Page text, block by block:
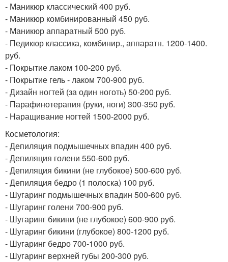
- Маникюр классический 400 руб.
- Маникюр комбинированный 450 руб.
- Маникюр аппаратный 500 руб.
- Педикюр классика, комбинир., аппаратн. 1200-1400.
руб.
- Покрытие лаком 100-200 руб.
- Покрытие гель - лаком 700-900 руб.
- Дизайн ногтей (за один ноготь) 50-200 руб.
- Парафинотерапия (руки, ноги) 300-350 руб.
- Наращивание ногтей 1500-2000 руб.
Косметология:
- Депиляция подмышечных впадин 400 руб.
- Депиляция голени 550-600 руб.
- Депиляция бикини (не глубокое) 500-600 руб.
- Депиляция бедро (1 полоска) 100 руб.
- Шугаринг подмышечных впадин 500-600 руб.
- Шугаринг голени 700-900 руб.
- Шугаринг бикини (не глубокое) 600-900 руб.
- Шугаринг бикини (глубокое) 800-1200 руб.
- Шугаринг бедро 700-1000 руб.
- Шугаринг верхней губы 200-300 руб.